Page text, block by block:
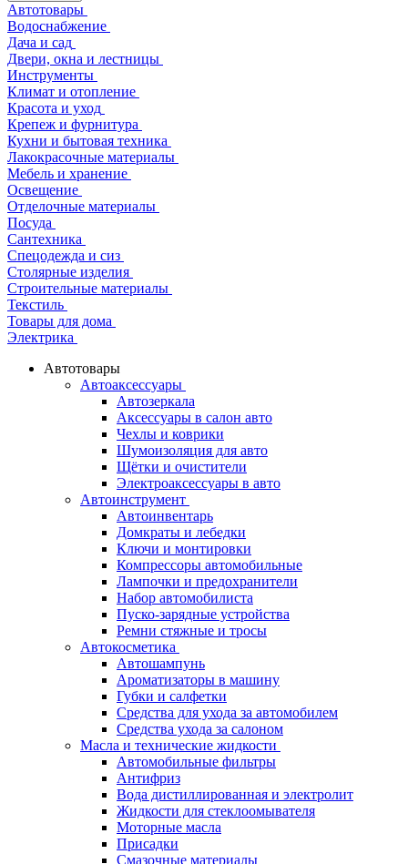
Автотовары
Водоснабжение
Дача и сад
Двери, окна и лестницы
Инструменты
Климат и отопление
Красота и уход
Крепеж и фурнитура
Кухни и бытовая техника
Лакокрасочные материалы
Мебель и хранение
Освещение
Отделочные материалы
Посуда
Сантехника
Спецодежда и сиз
Столярные изделия
Строительные материалы
Текстиль
Товары для дома
Электрика
Автотовары
Автоаксессуары
Автозеркала
Аксессуары в салон авто
Чехлы и коврики
Шумоизоляция для авто
Щётки и очистители
Электроаксессуары в авто
Автоинструмент
Автоинвентарь
Домкраты и лебедки
Ключи и монтировки
Компрессоры автомобильные
Лампочки и предохранители
Набор автомобилиста
Пуско-зарядные устройства
Ремни стяжные и тросы
Автокосметика
Автошампунь
Ароматизаторы в машину
Губки и салфетки
Средства для ухода за автомобилем
Средства ухода за салоном
Масла и технические жидкости
Автомобильные фильтры
Антифриз
Вода дистиллированная и электролит
Жидкости для стеклоомывателя
Моторные масла
Присадки
Смазочные материалы